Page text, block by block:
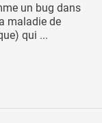
un bug dans
maladie de
qui ...